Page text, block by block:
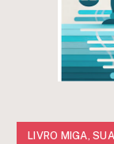
LIVRO MIGA,